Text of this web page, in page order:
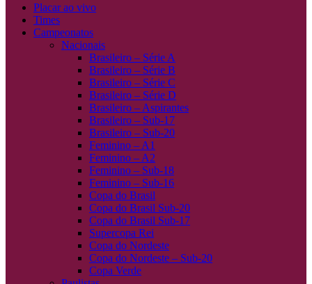
Placar ao vivo
Times
Campeonatos
Nacionais
Brasileiro – Série A
Brasileiro – Série B
Brasileiro – Série C
Brasileiro – Série D
Brasileiro – Aspirantes
Brasileiro – Sub-17
Brasileiro – Sub-20
Feminino – A1
Feminino – A2
Feminino – Sub-18
Feminino – Sub-16
Copa do Brasil
Copa do Brasil Sub-20
Copa do Brasil Sub-17
Supercopa Rei
Copa do Nordeste
Copa do Nordeste – Sub-20
Copa Verde